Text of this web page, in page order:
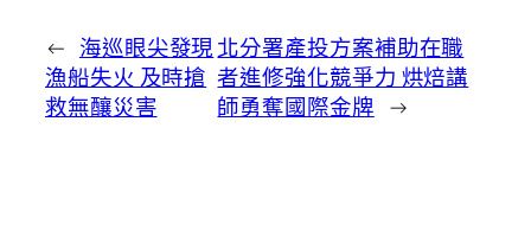
← 海巡眼尖發現
漁船失火 及時搶
救無釀災害
北分署產投方案補助在職
者進修強化競爭力 烘焙講
師勇奪國際金牌 →